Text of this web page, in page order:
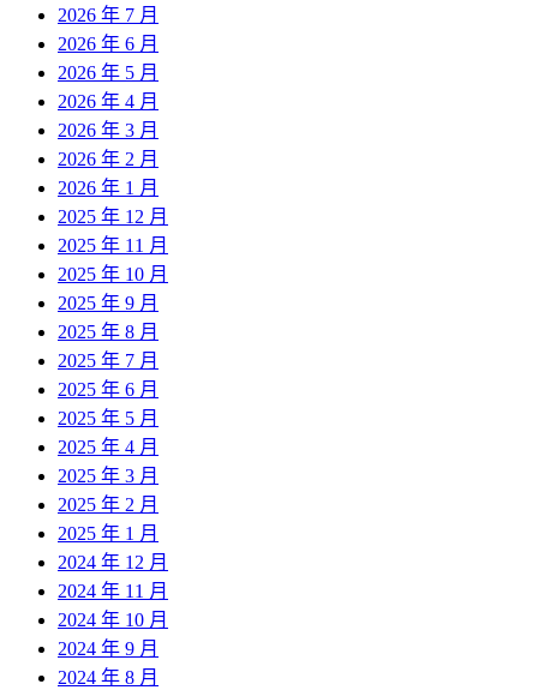
2026 年 7 月
2026 年 6 月
2026 年 5 月
2026 年 4 月
2026 年 3 月
2026 年 2 月
2026 年 1 月
2025 年 12 月
2025 年 11 月
2025 年 10 月
2025 年 9 月
2025 年 8 月
2025 年 7 月
2025 年 6 月
2025 年 5 月
2025 年 4 月
2025 年 3 月
2025 年 2 月
2025 年 1 月
2024 年 12 月
2024 年 11 月
2024 年 10 月
2024 年 9 月
2024 年 8 月